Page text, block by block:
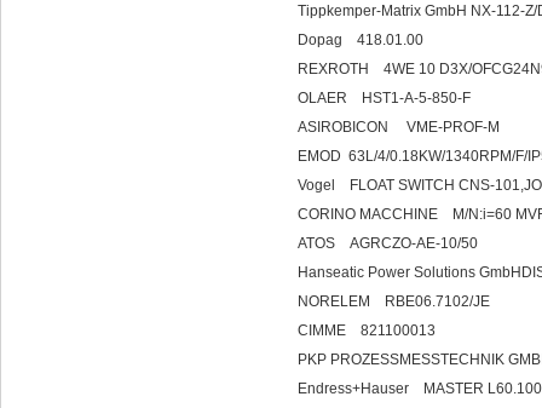
Tippkemper-Matrix GmbH NX-
Dopag
REXROTH 4WE 10
OLAER HST1-
ASIROBICON
EMOD 63L/4/0.18KW/
Vogel FLOAT SWITCH
CORINO MACCHINE M/N:i=60
ATOS
Hanseatic Power Solutions
NORELEM RBE06.7102/JE
CIMME 821100013
PKP PROZESSMESSTECHNIK
Endress+Hauser MASTER